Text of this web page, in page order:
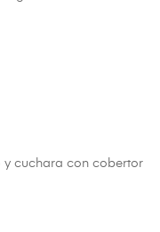
y cuchara con cobertor